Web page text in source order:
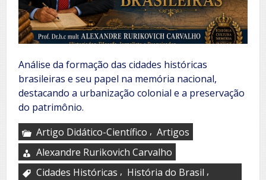
Análise da formação das cidades históricas
brasileiras e seu papel na memória nacional,
destacando a urbanização colonial e a preservação
do patrimônio.
Artigo Didático-Científico , Artigos
Alexandre Rurikovich Carvalho
Cidades Históricas , História do Brasil ,